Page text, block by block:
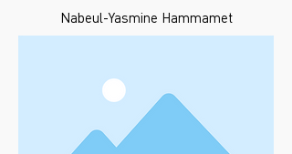
Nabeul-Yasmine Hammamet